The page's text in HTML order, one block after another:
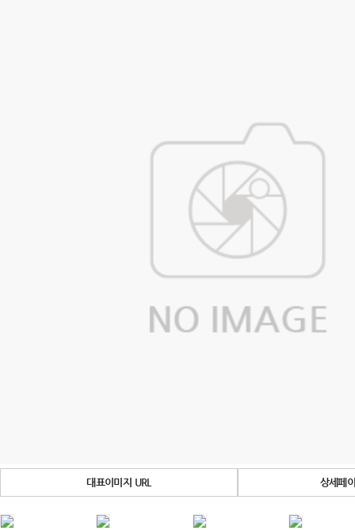
대표이미지 URL 상세페